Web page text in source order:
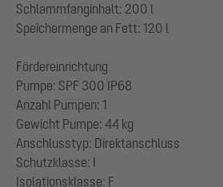
Schlammfanginhalt: 200 l
Speichermenge an Fett: 120 l
Fördereinrichtung
Pumpe: SPF 300 IP68
Anzahl Pumpen: 1
Gewicht Pumpe: 44 kg
Anschlusstyp: Direktanschluss
Schutzklasse: I
Isolationsklasse: F